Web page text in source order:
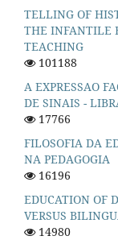
TELLING OF
THE INFANTILE
TEACHING
101188
A EXPRESSAO
DE SINAIS -
17766
FILOSOFIA DA
NA PEDAGOGIA
16196
EDUCATION OF
VERSUS
14980